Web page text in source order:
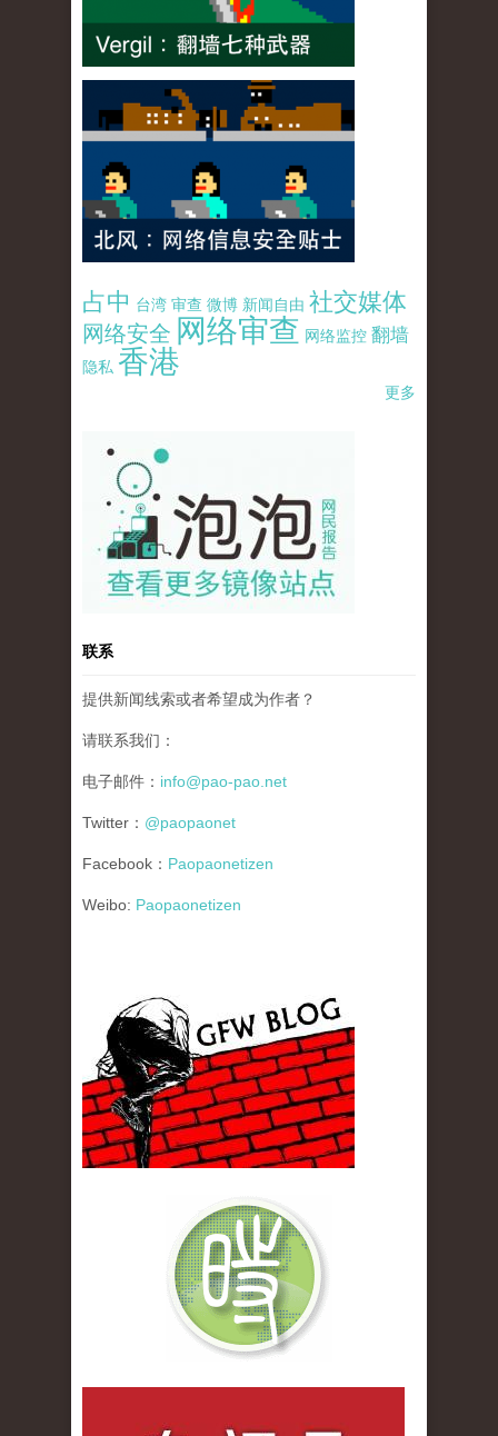
占中 台湾 审查 微博 新闻自由 社交媒体
网络安全 网络审查 网络监控 翻墙
隐私 香港
更多
pao-pao-banner-mirror-site-120814.jpg
联系
提供新闻线索或者希望成为作者？
请联系我们：
电子邮件： info@pao-pao.net
Twitter： @paopaonet
Facebook： Paopaonetizen
Weibo: Paopaonetizen
gfw_blog_small.jpg